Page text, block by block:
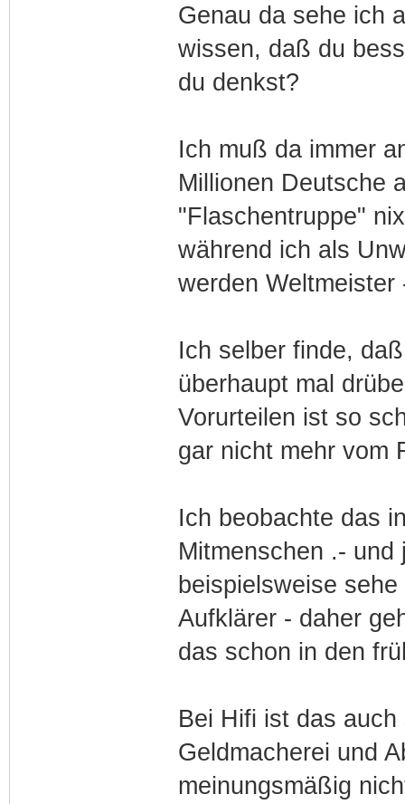
Genau da sehe ich
wissen, daß du
du denkst?
Ich muß da immer
Millionen Deutsche
"Flaschentruppe"
während ich als
werden
Ich selber finde,
überhaupt mal
Vorurteilen ist so
gar nicht mehr vom
Ich beobachte das
Mitmenschen .-
beispielsweise
Aufklärer - daher
das schon in den
Bei Hifi ist das
Geldmacherei und
meinungsmäßig